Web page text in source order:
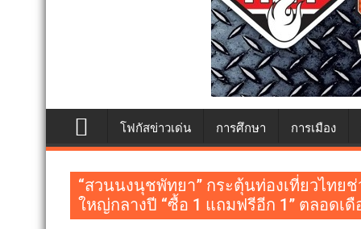
โฟกัสข่าวเด่น การศึกษา การเมือง
“สวนนงนุชพัทยา” กระตุ้นท่องเที่ยวไทยช่
ใหญ่กลางปี “ซื้อ 1 แถมฟรีอีก 1” ตลอดเ